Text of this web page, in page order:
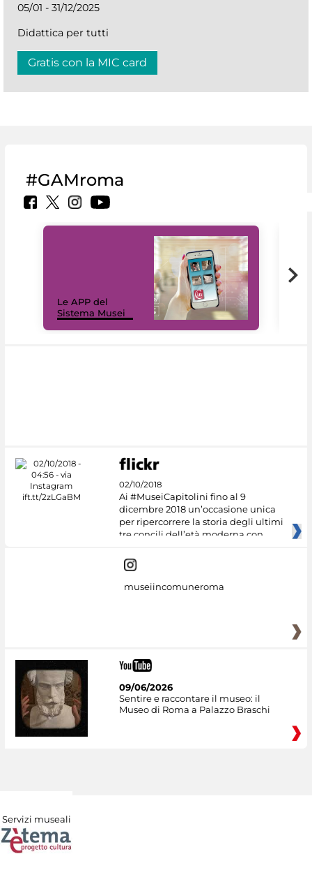
05/01 - 31/12/2025
Didattica per tutti
Gratis con la MIC card
#GAMroma
Le APP del
Sistema Musei
02/10/2018
Ai #MuseiCapitolini fino al 9
dicembre 2018 un’occasione unica
per ripercorrere la storia degli ultimi
tre concili dell’età moderna con
museiincomuneroma
09/06/2026
Sentire e raccontare il museo: il
Museo di Roma a Palazzo Braschi
Servizi museali